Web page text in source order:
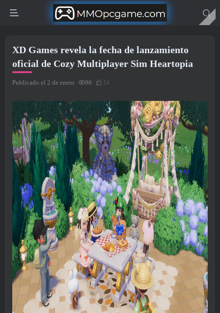
XD Games revela la fecha de lanzamiento
oficial de Cozy Multiplayer Sim Heartopia
Publicado el 2 de enero 96 14